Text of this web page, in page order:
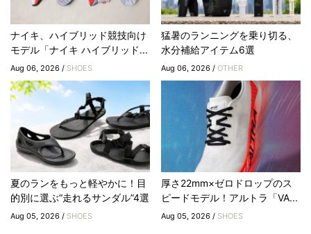
ナイキ、ハイブリッド競技向け
モデル「ナイキ ハイブリッド...
Aug 06, 2026 / SHOES
猛暑のランニングを乗り切る、
水分補給アイテム6選
Aug 06, 2026 / OTHER
夏のランをもっと軽やかに！目
的別に選ぶ“走れるサンダル”4選
Aug 05, 2026 / SHOES
厚さ22mm×ゼロドロップのス
ピードモデル！アルトラ「VA...
Aug 05, 2026 / SHOES